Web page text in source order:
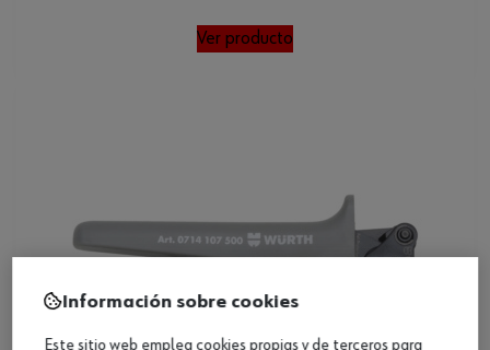
Ver producto
Información sobre cookies
Este sitio web emplea cookies propias y de terceros para